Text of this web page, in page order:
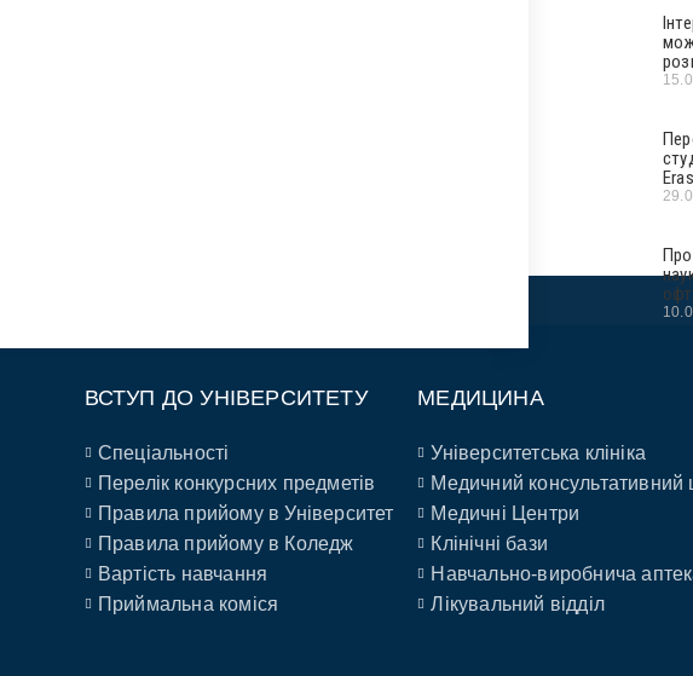
ВСТУП ДО УНІВЕРСИТЕТУ
Спеціальності
Перелік конкурсних предметів
Правила прийому в Університет
Правила прийому в Коледж
Вартість навчання
Приймальна коміся
МЕДИЦИНА
Університетська клініка
Медичний консультативний
Медичні Центри
Клінічні бази
Навчально-виробнича
Лікувальний відділ